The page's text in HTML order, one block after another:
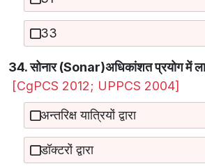
33
34. सोनार (Sonar)अधिकांशत प्रयोग में
[CgPCS 2012; UPPCS 2004]
अन्तरिक्ष यात्रियों द्वारा
डॉक्टरों द्वारा